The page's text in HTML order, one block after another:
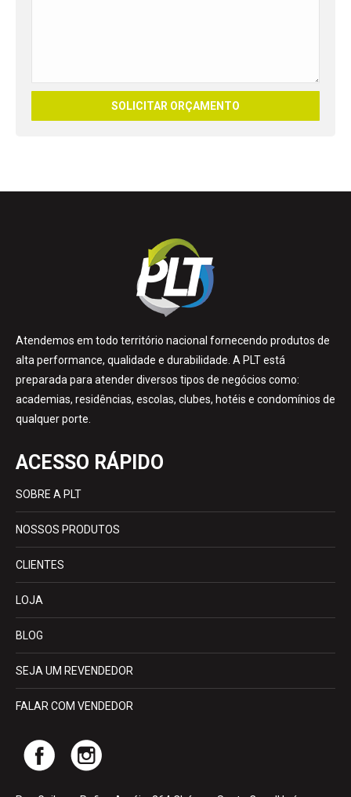
Atendemos em todo território nacional fornecendo produtos de
alta performance, qualidade e durabilidade. A PLT está
preparada para atender diversos tipos de negócios como:
academias, residências, escolas, clubes, hotéis e condomínios de
qualquer porte.
ACESSO RÁPIDO
SOBRE A PLT
NOSSOS PRODUTOS
CLIENTES
LOJA
BLOG
SEJA UM REVENDEDOR
FALAR COM VENDEDOR